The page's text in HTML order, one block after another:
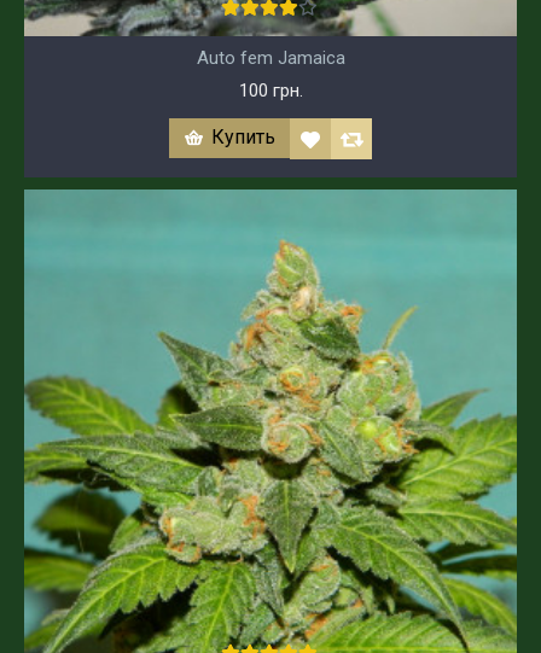
Auto fem Jamaica
100 грн.
Купить